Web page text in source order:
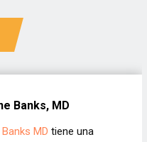
Banks, MD
MD tiene una